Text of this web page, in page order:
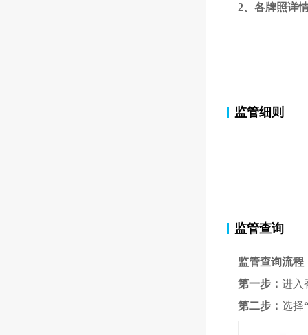
2、各牌照详
监管细则
监管查询
监管查询流程
第一步： 进入
第二步： 选择